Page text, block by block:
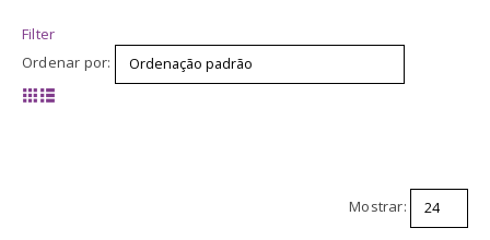
Filter
Ordenar por:
Mostrar: